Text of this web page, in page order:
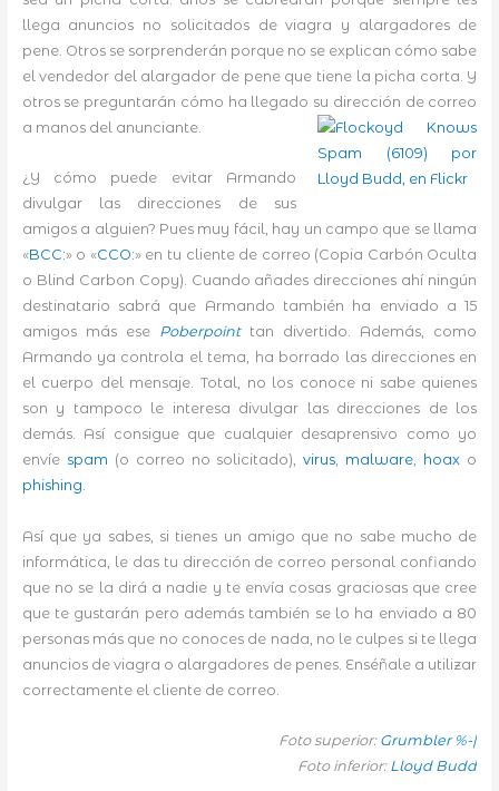
llega anuncios no solicitados de viagra y alargadores de
pene. Otros se sorprenderán porque no se explican cómo sabe
el vendedor del alargador de pene que tiene la picha corta. Y
otros se preguntarán cómo ha llegado su dirección de correo
a manos del anunciante.
¿Y cómo puede evitar Armando
divulgar las direcciones de sus
amigos a alguien? Pues muy fácil, hay un campo que se llama
«BCC:» o «CCO:» en tu cliente de correo (Copia Carbón Oculta
o Blind Carbon Copy). Cuando añades direcciones ahí ningún
destinatario sabrá que Armando también ha enviado a 15
amigos más ese Poberpointtan divertido. Además, como
Armando ya controla el tema, ha borrado las direcciones en
el cuerpo del mensaje. Total, no los conoce ni sabe quienes
son y tampoco le interesa divulgar las direcciones de los
demás. Así consigue que cualquier desaprensivo como yo
envíe spam (o correo no solicitado),virus, malware, hoax o
phishing.
Así que ya sabes, si tienes un amigo que no sabe mucho de
informática, le das tu dirección de correo personal confiando
que no se la dirá a nadie y te envía cosas graciosas que cree
que te gustarán pero además también se lo ha enviado a 80
personas más que no conoces de nada, no le culpes si te llega
anuncios de viagra o alargadores de penes. Enséñale a utilizar
correctamente el cliente de correo.
Foto superior: Grumbler %-|
Foto inferior: Lloyd Budd